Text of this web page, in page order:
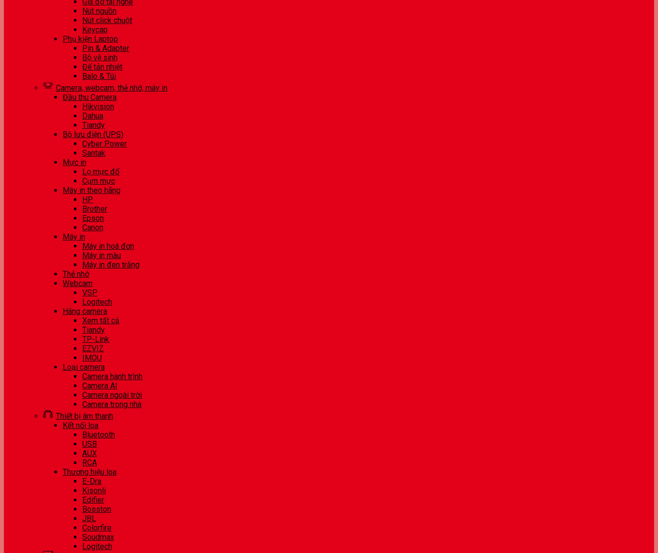
Nút nguồn
Nút click chuột
Keycap
Phụ kiện Laptop
Pin & Adapter
Bộ vệ sinh
Đế tản nhiệt
Balo & Túi
Camera, webcam, thẻ nhớ, máy in
Đầu thu Camera
Hikvision
Dahua
Tiandy
Bộ lưu điện (UPS)
Cyber Power
Santak
Mực in
Lọ mực đổ
Cụm mực
Máy in theo hãng
HP
Brother
Epson
Canon
Máy in
Máy in hoá đơn
Máy in màu
Máy in đen trắng
Thẻ nhớ
Webcam
VSP
Logitech
Hãng camera
Xem tất cả
Tiandy
TP-Link
EZVIZ
IMOU
Loại camera
Camera hành trình
Camera AI
Camera ngoài trời
Camera trong nhà
Thiết bị âm thanh
Kết nối loa
Bluetooth
USB
AUX
RCA
Thương hiệu loa
E-Dra
Kisonli
Edifier
Bosston
JBL
Colorfire
Soudmax
Logitech